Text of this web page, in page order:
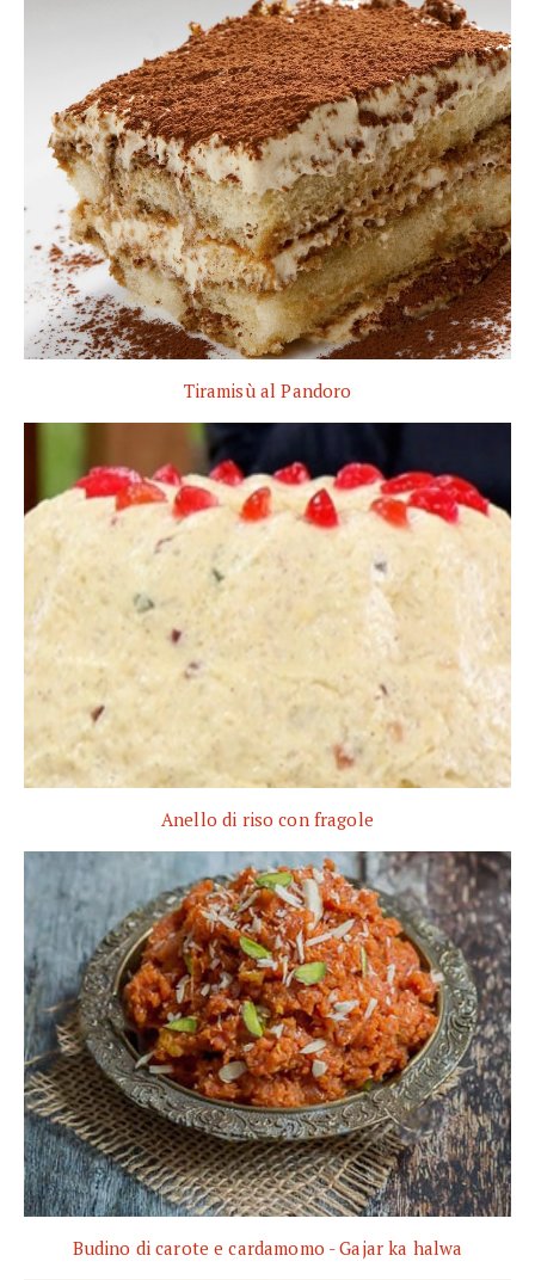
Tiramisù al Pandoro
Anello di riso con fragole
Budino di carote e cardamomo - Gajar ka halwa